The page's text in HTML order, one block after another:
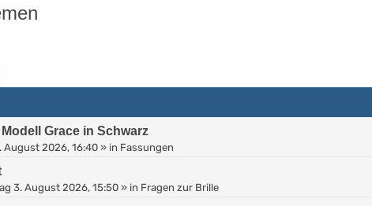
Grace in Schwarz
August 2026, 16:40 » in Fassungen
3. August 2026, 15:50» in Fragen zur Brille